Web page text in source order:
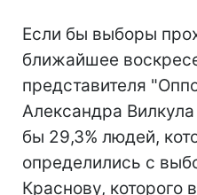
Если бы выборы
ближайшее
представителя
Александра
бы 29,3% людей,
определились с
Краснову, которого